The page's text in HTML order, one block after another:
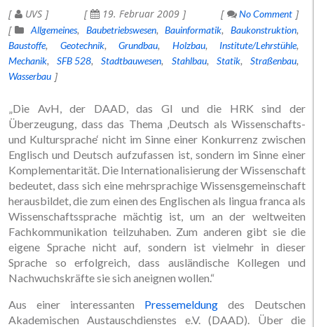
UVS 19. Februar 2009
No Comment
Allgemeines
Baubetriebswesen Bauinformatik
Baukonstruktion
Baustoffe
Geotechnik Grundbau Holzbau
Institute/Lehrstühle
Mechanik
SFB 528 Stadtbauwesen Stahlbau Statik
Straßenbau
Wasserbau
„Die AvH, der DAAD, das GI und die HRK sind der
Überzeugung, dass das Thema ‚Deutsch als Wissenschafts-
und Kultursprache‘ nicht im Sinne einer Konkurrenz zwischen
Englisch und Deutsch aufzufassen ist, sondern im Sinne einer
Komplementarität. Die Internationalisierung der Wissenschaft
bedeutet, dass sich eine mehrsprachige Wissensgemeinschaft
herausbildet, die zum einen des Englischen als lingua franca als
Wissenschaftssprache mächtig ist, um an der weltweiten
Fachkommunikation teilzuhaben. Zum anderen gibt sie die
eigene Sprache nicht auf, sondern ist vielmehr in dieser
Sprache so erfolgreich, dass ausländische Kollegen und
Nachwuchskräfte sie sich aneignen wollen.“
Aus einer interessanten Pressemeldung des Deutschen
Akademischen Austauschdienstes e.V. (DAAD). Über die